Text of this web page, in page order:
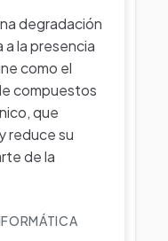
degradación
a la presencia
como el
compuestos
que
reduce su
de la